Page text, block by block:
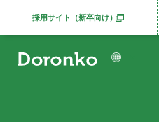
採用サイト（新卒向け）別ウィンドウで開きます